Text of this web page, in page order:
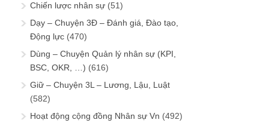
Chiến lược nhân sự (51)
Dạy – Chuyện 3Đ – Đánh giá, Đào tạo,
Động lực (470)
Dùng – Chuyện Quản lý nhân sự (KPI,
BSC, OKR, …) (616)
Giữ – Chuyện 3L – Lương, Lậu, Luật
(582)
Hoạt động cộng đồng Nhân sự Vn (492)